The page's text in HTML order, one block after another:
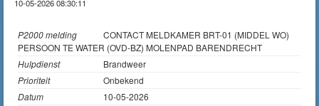
10-05-2026 08:30:11
P2000 melding
CONTACT MELDKAMER BRT-01 (MIDDEL WO)
PERSOON TE WATER (OVD-BZ) MOLENPAD BARENDRECHT
Hulpdienst
Brandweer
Prioriteit
Onbekend
Datum
10-05-2026